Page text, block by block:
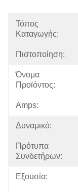
Τόπος
Καταγωγής:
Πιστοποίηση:
Όνομα
Προϊόντος:
Amps:
Δυναμικό:
Πρότυπα
Συνδετήρων:
Εξουσία: